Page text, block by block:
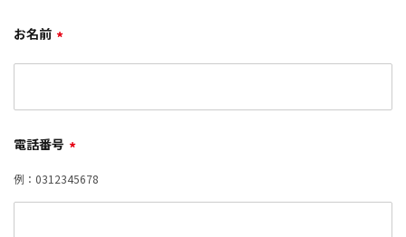
お名前 *
電話番号 *
例：0312345678